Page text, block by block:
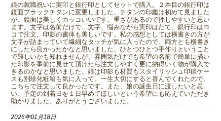
娘の就職祝いに実印と銀行印としてセットで購入。２本目の銀行印は
鏡面ブラックチタンに変更しました。チタンの印鑑は初めて見ました
が、鏡面は美しくカッコいいです。重さがあるので押しやすいと思い
ます。文字は名前だけで二文字、悩みながら実印はたて、銀行印はヨ
コで注文。印影の書体も美しいです。私の感想としては横書きの方が
文字が詰まっていて繊細なタッチが気に入ったので、両方とも横書き
にしたら良かったかなと思いました。ひとつひとつ手作りということ
で難しいかも知れませんが、雰囲気だけでも希望の名前で簡単に描い
た印影を事前に見せて頂けたら注文しやすく更に納得いく物が購入で
きるのかなと思いました。娘は印影も材質もスタイリッシュ印鑑ケー
スも別珍化粧箱も気に入って、一生大切にすると喜んでくれたので、
こちらで注文して良かったです。また、娘の誕生日に渡したいと思
い、予定の到着日を１日早めてほしいという希望にも応えていただき
助かりました。ありがとうございました。
2026年01月18日